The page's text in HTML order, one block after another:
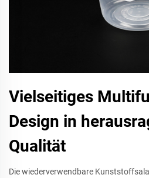
Vielseitiges
Design in
Qualität
Die wiederverwendbare